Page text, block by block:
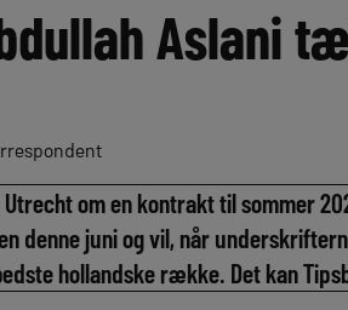
Aslani
om en kontrakt til sommer
denne juni og vil, når
hollandske række. Det kan